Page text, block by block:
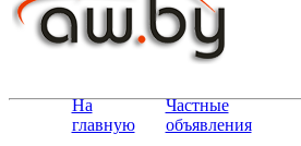
На
главную
Частные
объявления